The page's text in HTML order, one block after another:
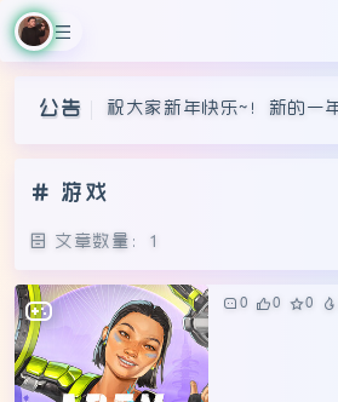
公告
~
祝大家新年快乐~！新的一
游戏
文章数量：1
0 0 0